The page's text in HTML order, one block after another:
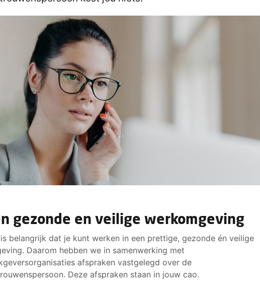
gezonde en veilige werkomgeving
belangrijk dat je kunt werken in een prettige, gezonde én veilige
Daarom hebben we in samenwerking met
afspraken vastgelegd over de
Deze afspraken staan in jouw cao.